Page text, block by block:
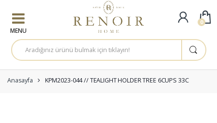
A
r
a
a
:
Anasayfa KPM2023-044 // TEALIGHT HOLDER TREE 6CUPS 33C
0